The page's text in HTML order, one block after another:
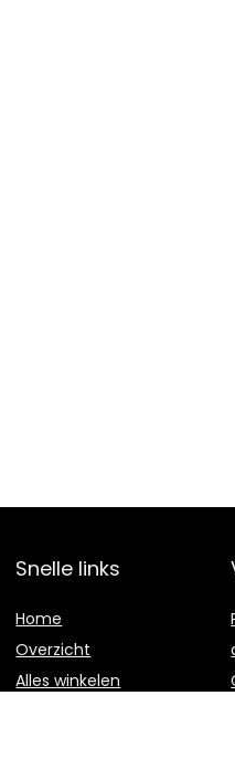
Snelle links
Home
Overzicht
Alles winkelen